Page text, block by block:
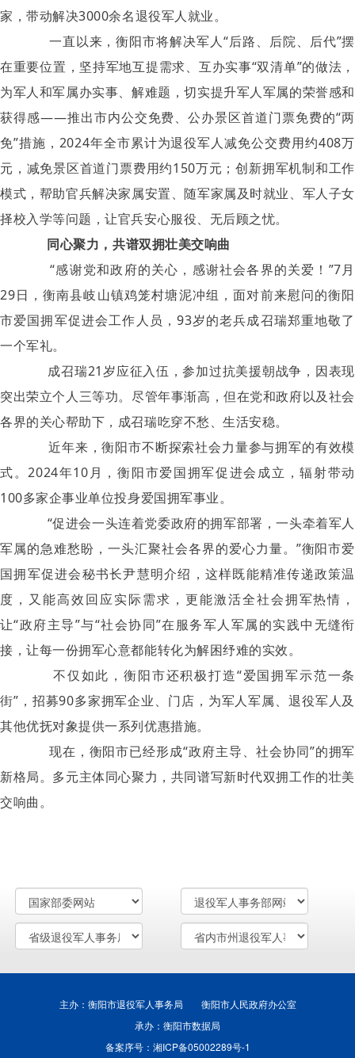
家，带动解决3000余名退役军人就业。
一直以来，衡阳市将解决军人“后路、后院、后代”摆
在重要位置，坚持军地互提需求、互办实事“双清单”的做法，
为军人和军属办实事、解难题，切实提升军人军属的荣誉感和
获得感——推出市内公交免费、公办景区首道门票免费的“两
免”措施，2024年全市累计为退役军人减免公交费用约408万
元，减免景区首道门票费用约150万元；创新拥军机制和工作
模式，帮助官兵解决家属安置、随军家属及时就业、军人子女
择校入学等问题，让官兵安心服役、无后顾之忧。
同心聚力，共谱双拥壮美交响曲
“感谢党和政府的关心，感谢社会各界的关爱！”7月
29日，衡南县岐山镇鸡笼村塘泥冲组，面对前来慰问的衡阳
市爱国拥军促进会工作人员，93岁的老兵成召瑞郑重地敬了
一个军礼。
成召瑞21岁应征入伍，参加过抗美援朝战争，因表现
突出荣立个人三等功。尽管年事渐高，但在党和政府以及社会
各界的关心帮助下，成召瑞吃穿不愁、生活安稳。
近年来，衡阳市不断探索社会力量参与拥军的有效模
式。2024年10月，衡阳市爱国拥军促进会成立，辐射带动
100多家企事业单位投身爱国拥军事业。
“促进会一头连着党委政府的拥军部署，一头牵着军人
军属的急难愁盼，一头汇聚社会各界的爱心力量。”衡阳市爱
国拥军促进会秘书长尹慧明介绍，这样既能精准传递政策温
度，又能高效回应实际需求，更能激活全社会拥军热情，
让“政府主导”与“社会协同”在服务军人军属的实践中无缝衔
接，让每一份拥军心意都能转化为解困纾难的实效。
不仅如此，衡阳市还积极打造“爱国拥军示范一条
街”，招募90多家拥军企业、门店，为军人军属、退役军人及
其他优抚对象提供一系列优惠措施。
现在，衡阳市已经形成“政府主导、社会协同”的拥军
新格局。多元主体同心聚力，共同谱写新时代双拥工作的壮美
交响曲。
主办：衡阳市退役军人事务局 衡阳市人民政府办公室
承办：衡阳市数据局
备案序号：湘ICP备05002289号-1